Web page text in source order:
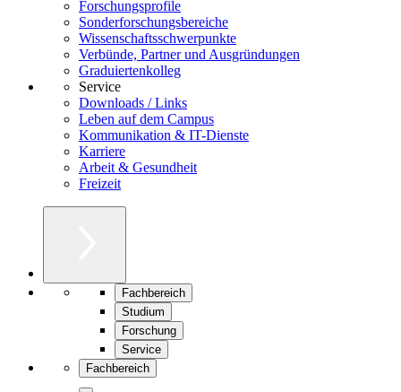
Forschungsprofile
Sonderforschungsbereiche
Wissenschaftsschwerpunkte
Verbünde, Partner und Ausgründungen
Graduiertenkolleg
Service
Downloads / Links
Leben auf dem Campus
Kommunikation & IT-Dienste
Karriere
Arbeit & Gesundheit
Freizeit
Fachbereich
Studium
Forschung
Service
Fachbereich